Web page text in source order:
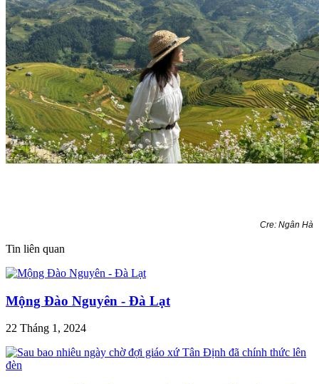
Cre: Ngân Hà
Tin liên quan
Mộng Đào Nguyên - Đà Lạt
22 Tháng 1, 2024